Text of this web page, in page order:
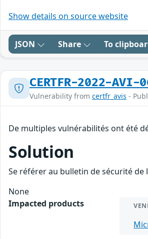
Show details on source website
JSON Share To
CERTFR-2022-AVI-
Vulnerability from certfr_avis -
De multiples vulnérabilités ont été
Solution
Se référer au bulletin de sécurité
None
Impacted products